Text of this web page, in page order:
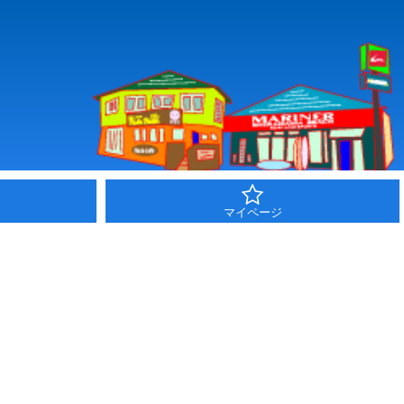
マイページ